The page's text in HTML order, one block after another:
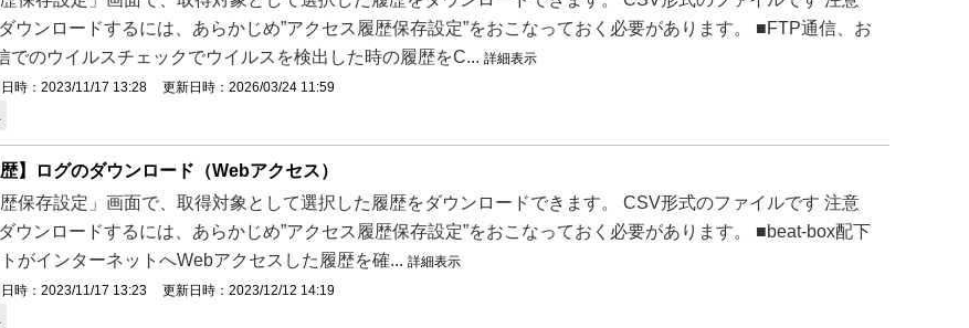
ウンロードするには、あらかじめ”アクセス履歴保存設定”をおこなっておく必要があります。 ■FTP通信、お
でのウイルスチェックでウイルスを検出した時の履歴をC... 詳細表示
時：2023/11/17 13:28 更新日時：2026/03/24 11:59
】ログのダウンロード（Webアクセス）
歴保存設定」画面で、取得対象として選択した履歴をダウンロードできます。 CSV形式のファイルです 注意
ウンロードするには、あらかじめ”アクセス履歴保存設定”をおこなっておく必要があります。 ■beat-box配下
がインターネットへWebアクセスした履歴を確... 詳細表示
時：2023/11/17 13:23 更新日時：2023/12/12 14:19